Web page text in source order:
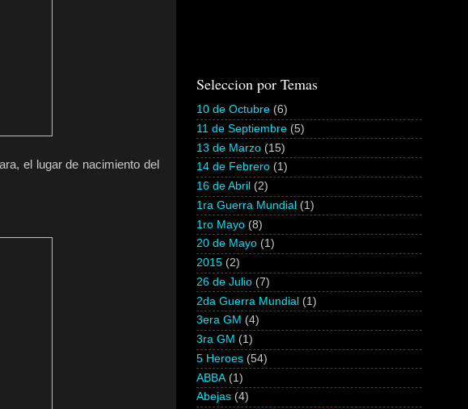
el lugar de nacimiento del
Seleccion por Temas
10 de Octubre (6)
11 de Septiembre (5)
13 de Marzo (15)
14 de Febrero (1)
16 de Abril (2)
1ra Guerra Mundial (1)
1ro Mayo (8)
20 de Mayo (1)
2015 (2)
26 de Julio (7)
2da Guerra Mundial (1)
3era GM (4)
3ra GM (1)
5 Heroes (54)
ABBA (1)
Abejas (4)